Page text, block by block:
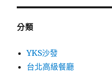
分類
YKS沙發
台北高級餐廳